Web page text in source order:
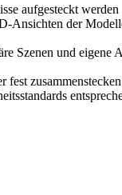
aufgesteckt werden
der
und eigene
zusammenstecken